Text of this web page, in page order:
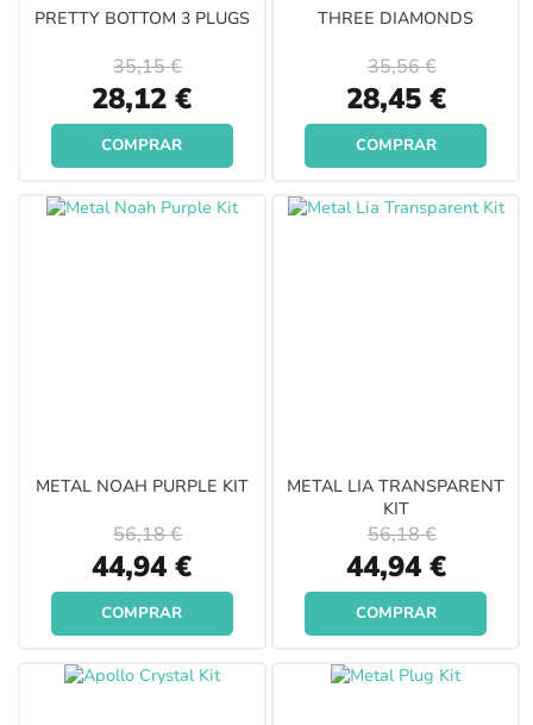
PRETTY BOTTOM 3 PLUGS
Special
Price
28,12 €
35,15 €
COMPRAR
THREE DIAMONDS
Special
Price
28,45 €
35,56 €
COMPRAR
METAL NOAH PURPLE KIT
Special
Price
44,94 €
56,18 €
COMPRAR
METAL LIA TRANSPARENT
KIT
Special
Price
44,94 €
56,18 €
COMPRAR